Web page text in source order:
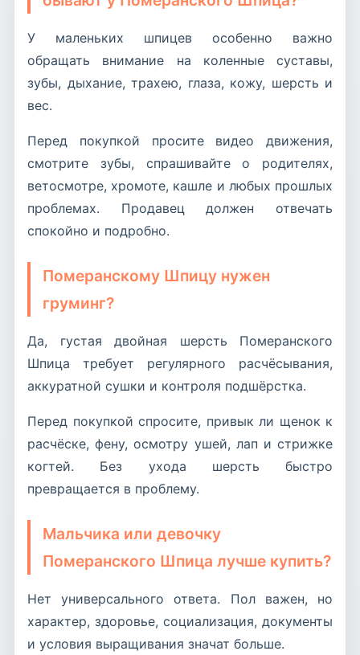
У маленьких шпицев особенно важно
обращать внимание на коленные суставы,
зубы, дыхание, трахею, глаза, кожу, шерсть и
вес.
Перед покупкой просите видео движения,
смотрите зубы, спрашивайте о родителях,
ветосмотре, хромоте, кашле и любых прошлых
проблемах. Продавец должен отвечать
спокойно и подробно.
Померанскому Шпицу нужен
груминг?
Да, густая двойная шерсть Померанского
Шпица требует регулярного расчёсывания,
аккуратной сушки и контроля подшёрстка.
Перед покупкой спросите, привык ли щенок к
расчёске, фену, осмотру ушей, лап и стрижке
когтей. Без ухода шерсть быстро
превращается в проблему.
Мальчика или девочку
Померанского Шпица лучше купить?
Нет универсального ответа. Пол важен, но
характер, здоровье, социализация, документы
и условия выращивания значат больше.